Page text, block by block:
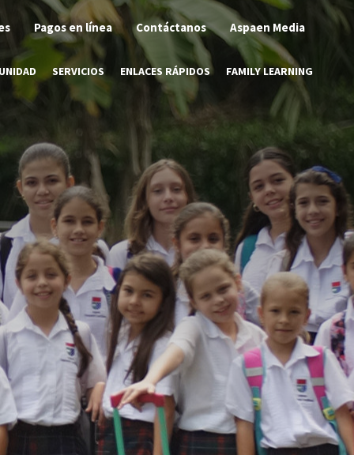
Pagos en línea Contáctanos Aspaen Media
SERVICIOS ENLACES RÁPIDOS FAMILY LEARNING